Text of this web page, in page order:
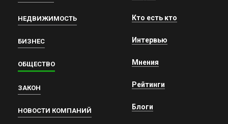
НЕДВИЖИМОСТЬ
БИЗНЕС
ОБЩЕСТВО
ЗАКОН
НОВОСТИ КОМПАНИЙ
Кто есть кто
Интервью
Мнения
Рейтинги
Блоги